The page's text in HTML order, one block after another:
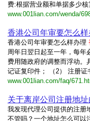
费:根据营业额和单据多少
www.001lian.com/wenda/
香港公司年审要怎么样
香港公司年审要怎么样办理
周年日翌日起至一年，每年
费用随政府的调整而浮动。
记证复印件； （2） 注册
www.001lian.com/faq/
关于离岸公司注册地址
我发现代理公司提供的注册
不管吗？一个地址怎么可以